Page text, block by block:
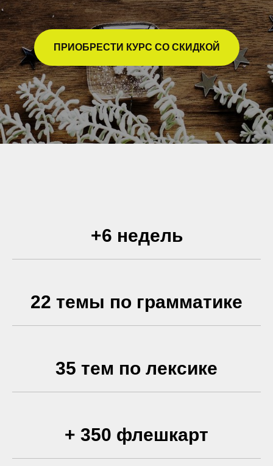
ПРИОБРЕСТИ КУРС СО СКИДКОЙ
+6 недель
22 темы по грамматике
35 тем по лексике
+ 350 флешкарт